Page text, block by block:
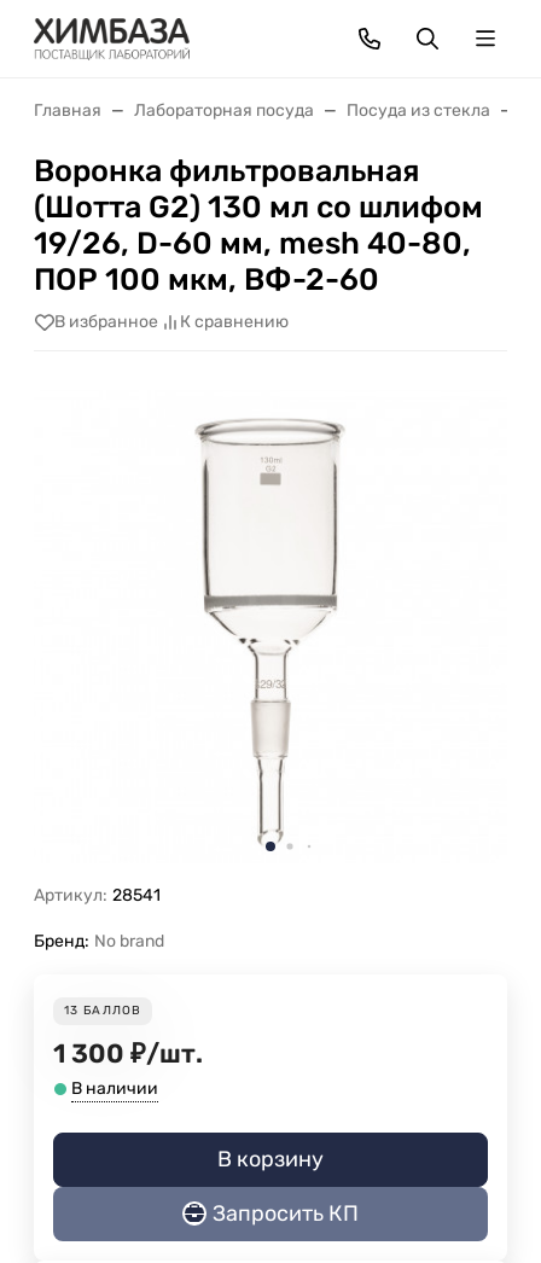
Главная Лабораторная посуда Посуда из стекла
Воронка фильтровальная
(Шотта G2) 130 мл со шлифом
19/26, D-60 мм, mesh 40-80,
ПОР 100 мкм, ВФ-2-60
В избранное К сравнению
Артикул: 28541
Бренд: No brand
13 БАЛЛОВ
1 300 ₽/шт.
В наличии
В корзину
Запросить КП